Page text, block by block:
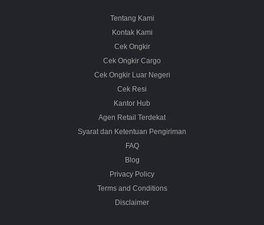
Tentang Kami
Kontak Kami
Cek Ongkir
Cek Ongkir Cargo
Cek Ongkir Luar Negeri
Cek Resi
Kantor Hub
Agen Retail Terdekat
Syarat dan Ketentuan Pengiriman
FAQ
Blog
Privacy Policy
Terms and Conditions
Disclaimer